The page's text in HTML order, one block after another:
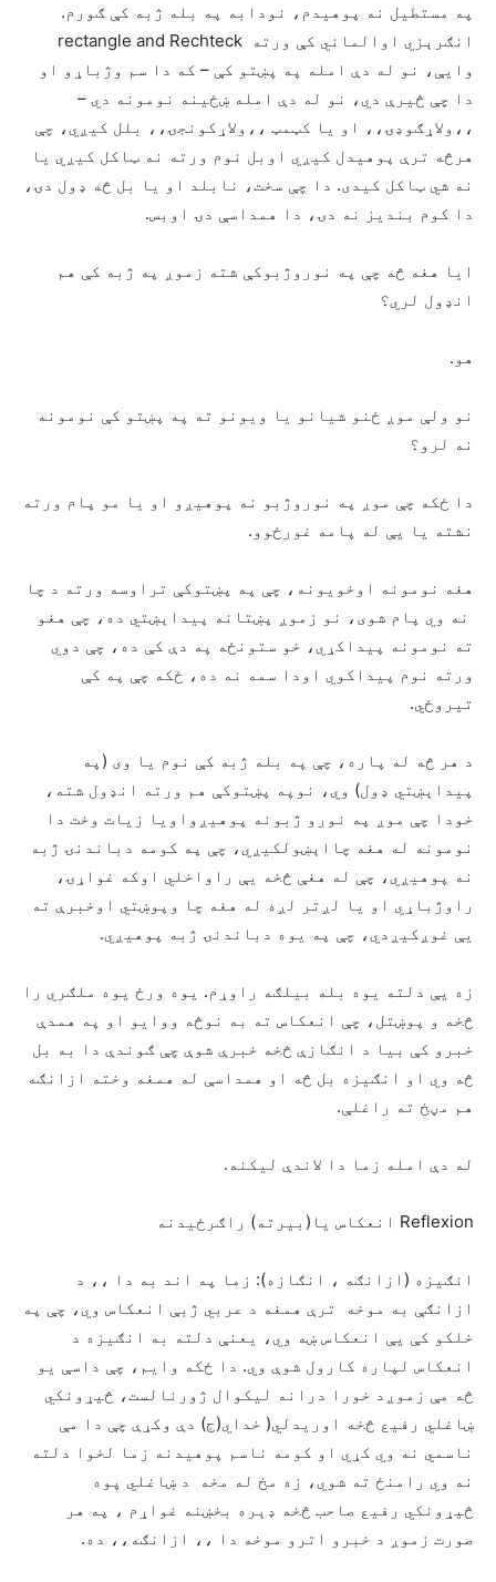
په مستطیل نه پوهیدم، نودابه په بله ژبه کې ګورم.
انګرېزي اوالماني کې ورته rectangle and Rechteck
وایې، نو له دې امله په پښتو کې – که دا سم وژباړو او
دا چې څیرې دي، نو له دې امله ښځینه نومونه دي –
،،ولاړګوډۍ،، او یا کټمټ ،،ولاړکونجۍ،، بلل کیږي، چې
هرڅه ترې پوهیدل کیږي اوبل نوم ورته نه ټاکل کیږي یا
نه شي ټاکل کیدی. دا چې سخت، نابلد او یا بل څه ډول دۍ،
دا کوم بندیز نه دۍ، دا همداسې دۍ اوبس.
ایا هغه څه چې په نوروژبوکې شته زموږ په ژبه کې هم
انډول لري؟
هو.
نو ولې موږ ځنو شیانو یا ویونو ته په پښتو کې نومونه
نه لرو؟
دا ځکه چې موږ په نوروژبو نه پوهیږو او یا مو پام ورته
نشته یا یې له پامه غورځوو.
هغه نومونه اوخویونه، چې په پښتوکې تراوسه ورته د چا
نه وي پام شوی، نو زموږ پښتانه پیداېښتي ده، چې هغو
ته نومونه پیداکړي، خو ستونځه په دې کې ده، چې دوي
ورته نوم پیداکوي اودا سمه نه ده، ځکه چې په کې
تیروځي.
د هر څه له پاره، چې په بله ژبه کې نوم یا وی (په
پیداېښتي ډول) وي، نوپه پښتوکې هم ورته انډول شته،
خودا چې موږ په نورو ژبونه پوهیږواویا زیات وخت دا
نومونه له هغه چااېښولکیږي، چې په کومه دباندنۍ ژبه
نه پوهیږي، چې له هغې څخه یې راواخلي اوکه غواړۍ،
راوژباړي او یا لږتر لږه له هغه چا وپوښتي اوخبرې ته
یې غوږکیږدي، چې په یوه دباندنۍ ژبه پوهیږي.
زه یې دلته یوه بله بیلګه راوړم. یوه ورځ یوه ملګري را
څخه و پوښتل، چې انعکاس ته به نوڅه ووایو او په همدې
خبرو کې بیا د انګازې څخه خبرې شوې چې ګوندې دا به بل
څه وي او انګیزه بل څه او همداسې له همغه وخته ازانګه
هم مڼخ ته راغلې.
له دې امله زما دا لاندې لیکنه.
Reflexion انعکاس یا(بیرته) راګرځیدنه
انګیزه (ازانګه ، انګازه): زما په اند به دا ،، د
ازانګې به موخه ترې همغه د عربي ژبې انعکاس وي، چې په
خلکو کې يې انعکاس ښه وي، یعنې دلته به انګیزه د
انعکاس لپاره کارول شوې وي. دا ځکه وایم، چې داسې یو
څه مې زموږد خورا درانه لیکوال ژورنالست، څیړونکي
ښاغلي رفیع څخه اوریدلي( خداي(ج) دې وکړې چې دا مې
ناسمي نه وي کړي او کومه ناسم پوهیدنه زما لخوا دلته
نه وي رامنځ ته شوي، زه مخ له مخه د ښاغلي پوه
څیړونکي رفیع صاحب څخه ډېره بخښنه غواړم ، په هر
صورت زموږ د خبرو اترو موخه دا ،، ازانګه،، ده.